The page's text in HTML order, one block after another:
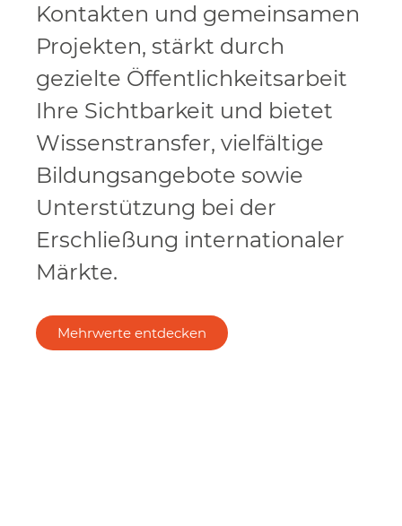
Kontakten und gemeinsamen
Projekten, stärkt durch
gezielte Öffentlichkeitsarbeit
Ihre Sichtbarkeit und bietet
Wissenstransfer, vielfältige
Bildungsangebote sowie
Unterstützung bei der
Erschließung internationaler
Märkte.
Mehrwerte entdecken